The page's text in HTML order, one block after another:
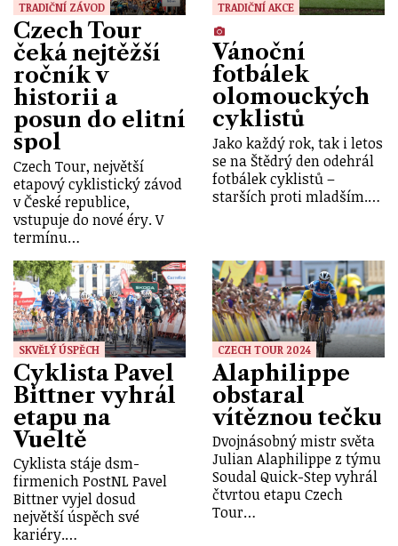
TRADIČNÍ ZÁVOD
Czech Tour
čeká nejtěžší
ročník v
historii a
posun do elitní
spol
Czech Tour, největší
etapový cyklistický závod
v České republice,
vstupuje do nové éry. V
termínu…
TRADIČNÍ AKCE
Vánoční
fotbálek
olomouckých
cyklistů
Jako každý rok, tak i letos
se na Štědrý den odehrál
fotbálek cyklistů –
starších proti mladším.…
SKVĚLÝ ÚSPĚCH
Cyklista Pavel
Bittner vyhrál
etapu na
Vueltě
Cyklista stáje dsm-
firmenich PostNL Pavel
Bittner vyjel dosud
největší úspěch své
kariéry.…
CZECH TOUR 2024
Alaphilippe
obstaral
vítěznou tečku
Dvojnásobný mistr světa
Julian Alaphilippe z týmu
Soudal Quick-Step vyhrál
čtvrtou etapu Czech
Tour…